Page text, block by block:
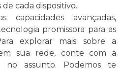
cada dispositivo.
avançadas,
promissora para as
explorar mais sobre a
sua rede, conte com a
no assunto. Podemos te